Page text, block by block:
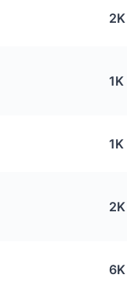
2K
1K
1K
2K
6K